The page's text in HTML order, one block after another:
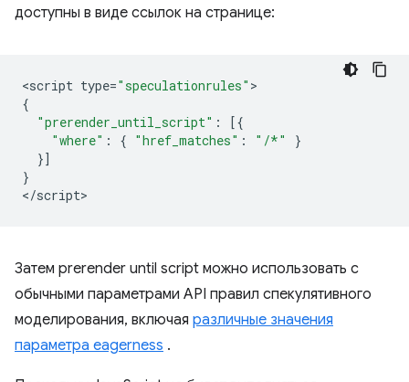
доступны в виде ссылок на странице:
<script type="speculationrules"
{
"prerender_until_script" :
[{
"where" : { "href_matches" : "/*"
}
}]
}
</script
Затем prerender until script можно использовать с
обычными параметрами API правил спекулятивного
моделирования, включая различные значения
параметра eagerness .